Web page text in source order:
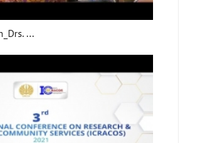
...